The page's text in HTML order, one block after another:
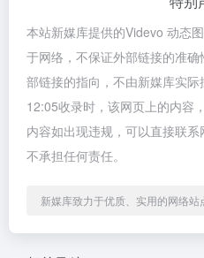
本站新媒库提供的Videvo 动态
于网络，不保证外部链接的准
部链接的指向，不由新媒库实
12:05收录时，该网页上的内容
内容如出现违规，可以直接联
不承担任何责任。
新媒库致力于优质、实用的网络站